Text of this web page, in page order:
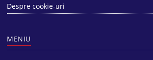
Despre cookie-uri
MENIU